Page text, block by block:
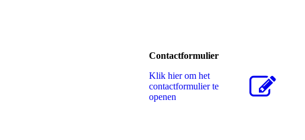
Contactformulier
Klik hier om het
contactformulier te
openen